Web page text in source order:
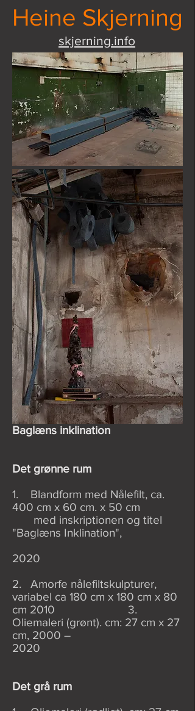
Heine Skjerning
skjerning.info
Baglæns inklination
Det grønne rum
1. Blandform med Nålefilt, ca.
400 cm x 60 cm. x 50 cm
med inskriptionen og titel
"Baglæns Inklination",
2020
2. Amorfe nålefiltskulpturer,
variabel ca 180 cm x 180 cm x 80
cm 2010 3.
Oliemaleri (grønt). cm: 27 cm x 27
cm, 2000 –
2020
Det grå rum